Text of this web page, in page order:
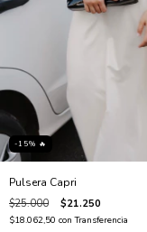
-15% 🔥
Pulsera Capri
$25.000 $21.250
$18.062,50 con Transferencia